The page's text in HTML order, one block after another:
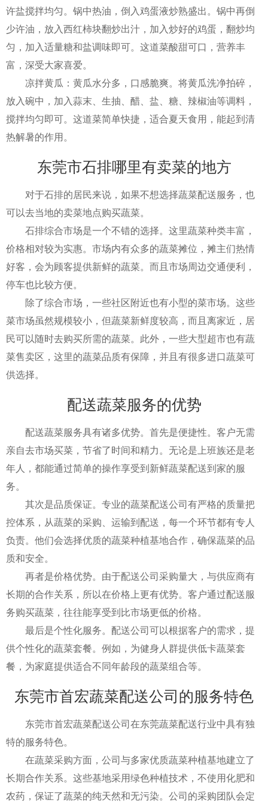
许盐搅拌均匀。锅中热油，倒入鸡蛋液炒熟盛出。锅中再倒
少许油，放入西红柿块翻炒出汁，加入炒好的鸡蛋，翻炒均
匀，加入适量糖和盐调味即可。这道菜酸甜可口，营养丰
富，深受大家喜爱。
凉拌黄瓜：黄瓜水分多，口感脆爽。将黄瓜洗净拍碎，
放入碗中，加入蒜末、生抽、醋、盐、糖、辣椒油等调料，
搅拌均匀即可。这道菜简单快捷，适合夏天食用，能起到清
热解暑的作用。
东莞市石排哪里有卖菜的地方
对于石排的居民来说，如果不想选择蔬菜配送服务，也
可以去当地的卖菜地点购买蔬菜。
石排综合市场是一个不错的选择。这里蔬菜种类丰富，
价格相对较为实惠。市场内有众多的蔬菜摊位，摊主们热情
好客，会为顾客提供新鲜的蔬菜。而且市场周边交通便利，
停车也比较方便。
除了综合市场，一些社区附近也有小型的菜市场。这些
菜市场虽然规模较小，但蔬菜新鲜度较高，而且离家近，居
民可以随时去购买所需的蔬菜。此外，一些大型超市也有蔬
菜售卖区，这里的蔬菜品质有保障，并且有很多进口蔬菜可
供选择。
配送蔬菜服务的优势
配送蔬菜服务具有诸多优势。首先是便捷性。客户无需
亲自去市场买菜，节省了时间和精力。无论是上班族还是老
年人，都能通过简单的操作享受到新鲜蔬菜配送到家的服
务。
其次是品质保证。专业的蔬菜配送公司有严格的质量把
控体系，从蔬菜的采购、运输到配送，每一个环节都有专人
负责。他们会选择优质的蔬菜种植基地合作，确保蔬菜的品
质和安全。
再者是价格优势。由于配送公司采购量大，与供应商有
长期的合作关系，所以在价格上更有优势。客户通过配送服
务购买蔬菜，往往能享受到比市场更低的价格。
最后是个性化服务。配送公司可以根据客户的需求，提
供个性化的蔬菜套餐。例如，为健身人群提供低卡蔬菜套
餐，为家庭提供适合不同年龄段的蔬菜组合等。
东莞市首宏蔬菜配送公司的服务特色
东莞市首宏蔬菜配送公司在东莞蔬菜配送行业中具有独
特的服务特色。
在蔬菜采购方面，公司与多家优质蔬菜种植基地建立了
长期合作关系。这些基地采用绿色种植技术，不使用化肥和
农药，保证了蔬菜的纯天然和无污染。公司的采购团队会定